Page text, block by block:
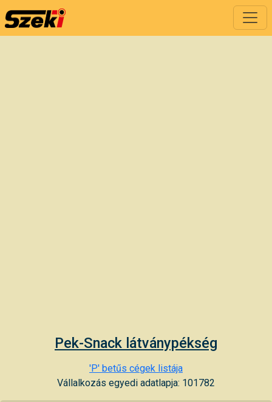
Pek-Snack látványpékség
'P' betűs cégek listája
Vállalkozás egyedi adatlapja: 101782